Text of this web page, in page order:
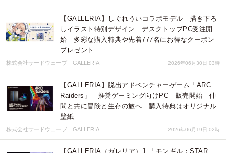
【GALLERIA】しぐれういコラボモデル 描き下ろ
しイラスト特別デザイン デスクトップPC受注開
始 多彩な購入特典や先着777名にお得なクーポン
プレゼント
株式会社サードウェーブ GALLERIA 2026年06月30日 03時
【GALLERIA】脱出アドベンチャーゲーム「ARC
Raiders」 推奨ゲーミング向けPC 販売開始 仲
間と共に冒険と生存の旅へ 購入特典はオリジナル
壁紙
株式会社サードウェーブ GALLERIA 2026年06月19日 02時
【GALLERIA（ガレリア）】「モンギル：STAR